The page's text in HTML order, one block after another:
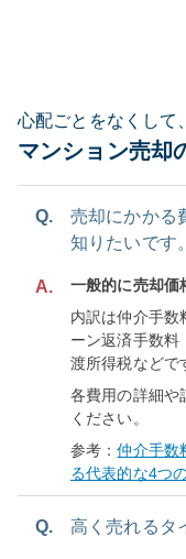
心配ごとをなくして
マンション売却
Q.
売却にかかる
知りたいです。
A.
一般的に売却価
内訳は仲介手数
ーン返済手数料
渡所得税などで
各費用の詳細や
ください。
参考：仲介手数
る代表的な4つ
Q. 高く売れるタ